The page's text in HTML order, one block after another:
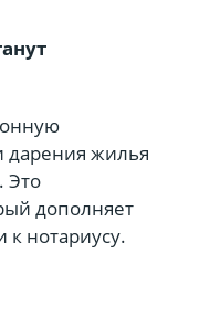
дарения жилья
Это
дополняет
нотариусу.